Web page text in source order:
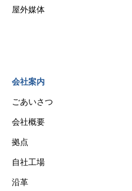
屋外媒体
会社案内
ごあいさつ
会社概要
拠点
自社工場
沿革